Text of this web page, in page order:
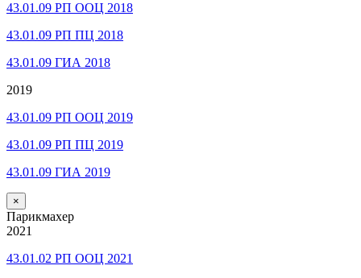
43.01.09 РП ООЦ 2018
43.01.09 РП ПЦ 2018
43.01.09 ГИА 2018
2019
43.01.09 РП ООЦ 2019
43.01.09 РП ПЦ 2019
43.01.09 ГИА 2019
×
Парикмахер
2021
43.01.02 РП ООЦ 2021